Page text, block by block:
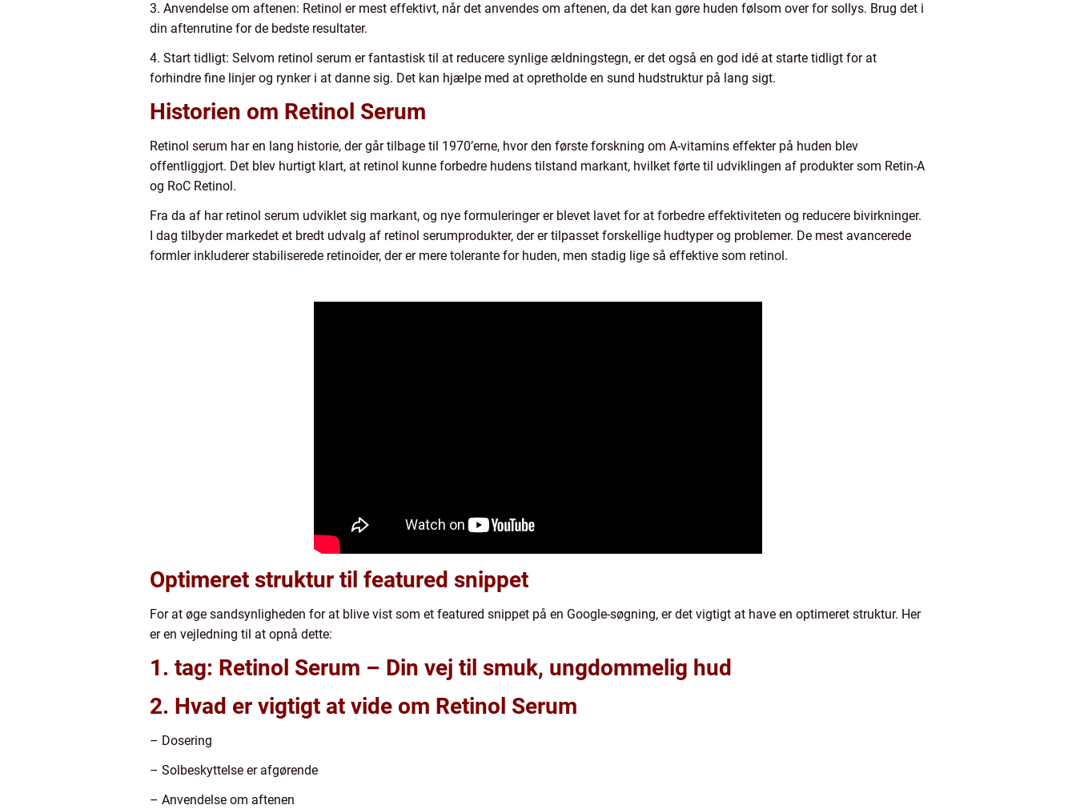
3. Anvendelse om aftenen: Retinol er mest effektivt, når det anvendes om aftenen, da det kan gøre huden følsom over for sollys. Brug det i
din aftenrutine for de bedste resultater.
4. Start tidligt: Selvom retinol serum er fantastisk til at reducere synlige ældningstegn, er det også en god idé at starte tidligt for at
forhindre fine linjer og rynker i at danne sig. Det kan hjælpe med at opretholde en sund hudstruktur på lang sigt.
Historien om Retinol Serum
Retinol serum har en lang historie, der går tilbage til 1970’erne, hvor den første forskning om A-vitamins effekter på huden blev
offentliggjort. Det blev hurtigt klart, at retinol kunne forbedre hudens tilstand markant, hvilket førte til udviklingen af produkter som Retin-A
og RoC Retinol.
Fra da af har retinol serum udviklet sig markant, og nye formuleringer er blevet lavet for at forbedre effektiviteten og reducere bivirkninger.
I dag tilbyder markedet et bredt udvalg af retinol serumprodukter, der er tilpasset forskellige hudtyper og problemer. De mest avancerede
formler inkluderer stabiliserede retinoider, der er mere tolerante for huden, men stadig lige så effektive som retinol.
Optimeret struktur til featured snippet
For at øge sandsynligheden for at blive vist som et featured snippet på en Google-søgning, er det vigtigt at have en optimeret struktur. Her
er en vejledning til at opnå dette:
1. tag: Retinol Serum – Din vej til smuk, ungdommelig hud
2. Hvad er vigtigt at vide om Retinol Serum
– Dosering
– Solbeskyttelse er afgørende
– Anvendelse om aftenen